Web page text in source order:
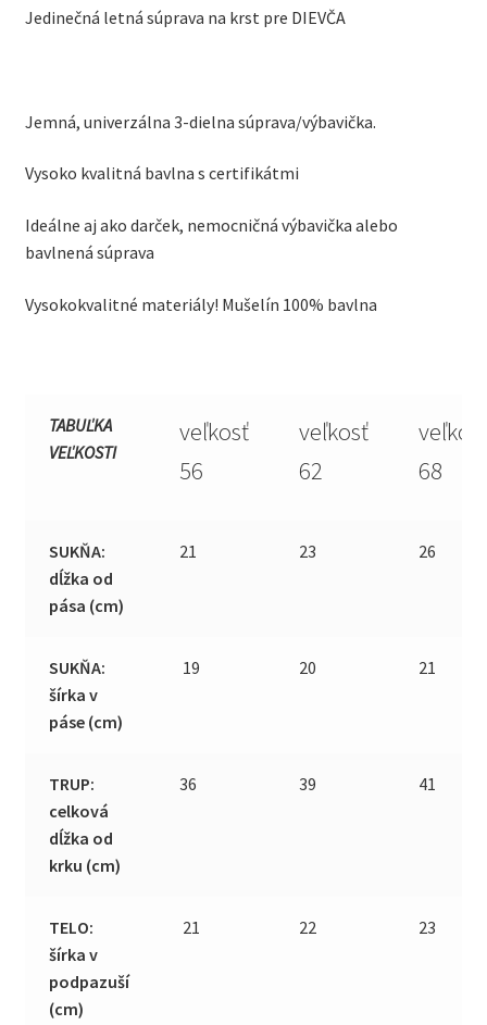
Jedinečná letná súprava na krst pre DIEVČA
Jemná, univerzálna 3-dielna súprava/výbavička.
Vysoko kvalitná bavlna s certifikátmi
Ideálne aj ako darček, nemocničná výbavička alebo
bavlnená súprava
Vysokokvalitné materiály! Mušelín 100% bavlna
TABUĽKA
VEĽKOSTI
veľkosť
56
veľkosť
62
68
SUKŇA:
dĺžka od
pása (cm)
21 23 26
SUKŇA:
šírka v
páse (cm)
19 20 21
TRUP:
celková
dĺžka od
krku (cm)
36 39 41
TELO:
šírka v
podpazuší
(cm)
21 22 23